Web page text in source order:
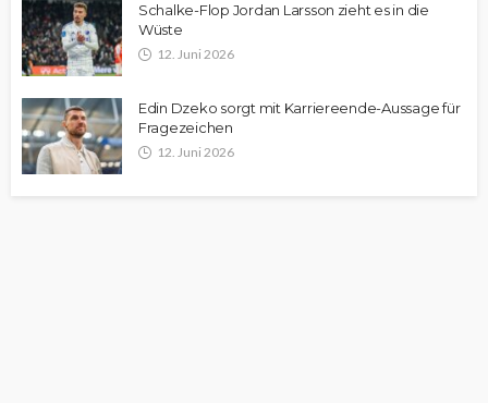
Schalke-Flop Jordan Larsson zieht es in die
Wüste
12. Juni 2026
Edin Dzeko sorgt mit Karriereende-Aussage für
Fragezeichen
12. Juni 2026